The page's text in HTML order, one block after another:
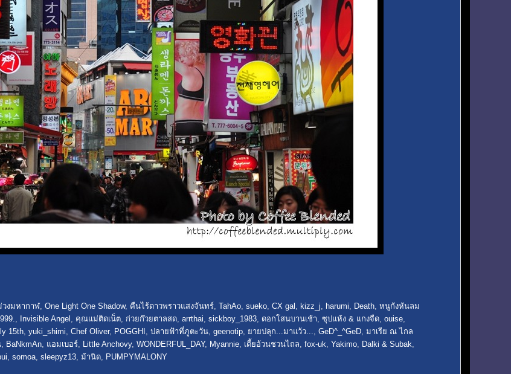
วงมหากาฬ, One Light One Shadow, คืนไร้ดาวพราวแสงจันทร์, TahAo, sueko, CX gal , kizz_j, harumi, Death, หนูกังหันลม
, Invisible Angel , คุณแม่ติดเน็ต, ก่วยก๊วยตาลสด, arrthai, sickboy_1983, ดอกโสนบานเช้า, ซุปแห้ง & แกงจืด, ouise,
15th, yuki_shimi, Chef Oliver, POGGHI , ปลายฟ้าที่ภูตะวัน, geenotip, ยายปลุก...มาแว้ว..., GeD^_^GeD, มาเรีย ณ ไกล
, BaNkmAn, แอมเบอร์, Little Anchovy, WONDERFUL_DAY, Myannie, เตี้ยอ้วนชวนไถล, fox-uk, Yakimo, Dalki & Subak,
, somoa, sleepyz13, ม้านิด, PUMPYMALONY